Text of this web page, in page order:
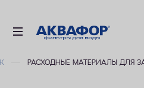
РАСХОДНЫЕ МАТЕРИАЛЫ ДЛЯ